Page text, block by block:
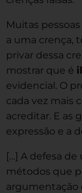
Muitas
a uma crença,
privar dessa
mostrar que é
evidencial. O
cada vez mais
acreditar. E as
expressão e a
[…] A defesa
métodos que
argumentação